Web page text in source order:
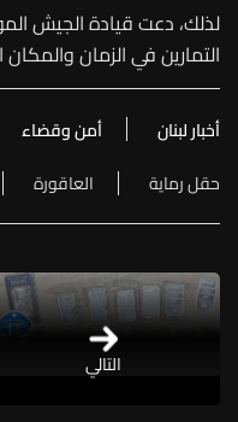
لذلك، دعت قيادة الجيش
التمارين في الزمان
أخبار لبنان أمن وقضاء
حقل رماية
العاقورة
التالي